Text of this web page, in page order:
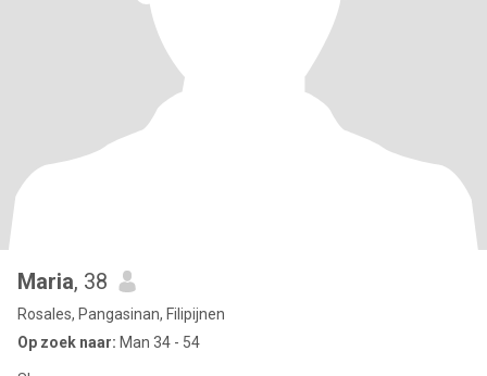
Maria, 38
Rosales, Pangasinan, Filipijnen
Op zoek naar: Man 34 - 54